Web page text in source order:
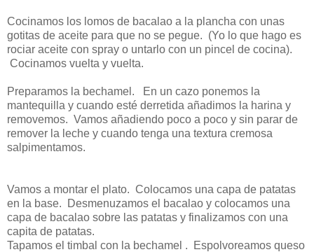
Cocinamos los lomos de bacalao a la plancha con unas
gotitas de aceite para que no se pegue. (Yo lo que hago es
rociar aceite con spray o untarlo con un pincel de cocina).
Cocinamos vuelta y vuelta.
Preparamos la bechamel. En un cazo ponemos la
mantequilla y cuando esté derretida añadimos la harina y
removemos. Vamos añadiendo poco a poco y sin parar de
remover la leche y cuando tenga una textura cremosa
salpimentamos.
Vamos a montar el plato. Colocamos una capa de patatas
en la base. Desmenuzamos el bacalao y colocamos una
capa de bacalao sobre las patatas y finalizamos con una
capita de patatas.
Tapamos el timbal con la bechamel . Espolvoreamos queso